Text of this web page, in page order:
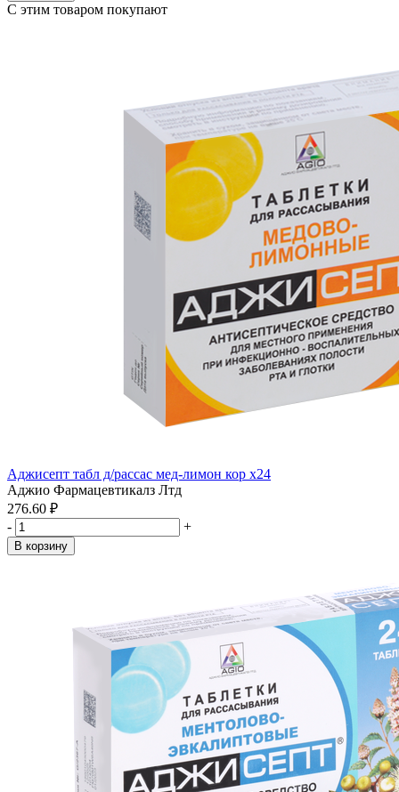
С этим товаром покупают
Аджисепт табл д/рассас мед-лимон кор x24
Аджио Фармацевтикалз Лтд
276.60 ₽
-
+
В корзину